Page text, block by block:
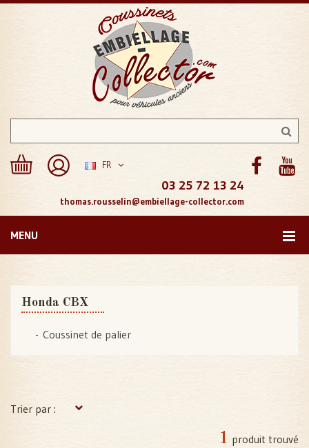
FR
03 25 72 13 24
thomas.rousselin@embiellage-collector.com
MENU
Honda CBX
Coussinet de palier
Trier par :
1 produit trouvé